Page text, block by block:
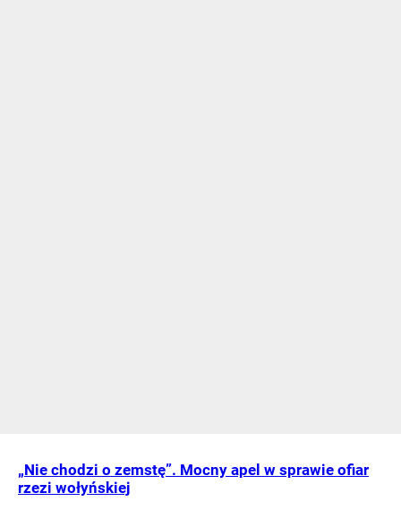
„Nie chodzi o zemstę”. Mocny apel w sprawie ofiar
rzezi wołyńskiej